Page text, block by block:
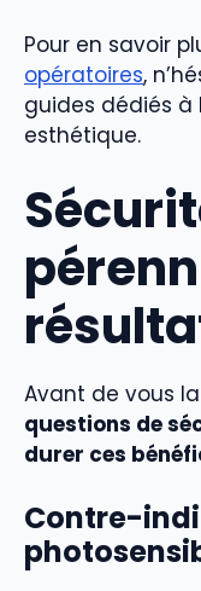
Pour en savoir
opératoires,
guides dédiés
esthétique.
Avant de vous
questions de
durer ces
Contre-